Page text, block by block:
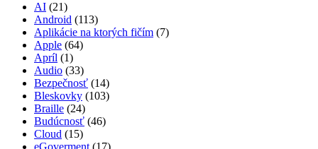
AI (21)
Android (113)
Aplikácie na ktorých fičím (7)
Apple (64)
Apríl (1)
Audio (33)
Bezpečnosť (14)
Bleskovky (103)
Braille (24)
Budúcnosť (46)
Cloud (15)